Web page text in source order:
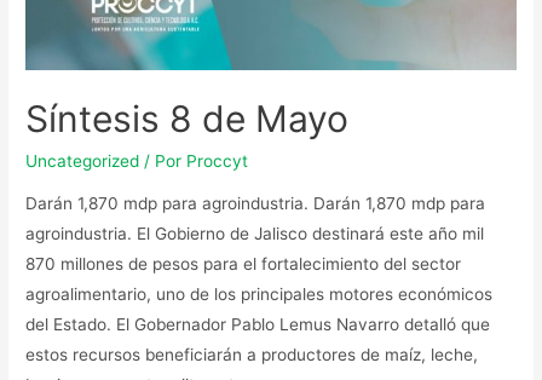
Síntesis 8 de Mayo
Uncategorized / Por Proccyt
Darán 1,870 mdp para agroindustria. Darán 1,870 mdp para
agroindustria. El Gobierno de Jalisco destinará este año mil
870 millones de pesos para el fortalecimiento del sector
agroalimentario, uno de los principales motores económicos
del Estado. El Gobernador Pablo Lemus Navarro detalló que
estos recursos beneficiarán a productores de maíz, leche,